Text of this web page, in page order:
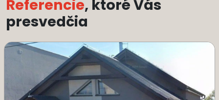
Referencie, ktoré Vás
presvedčia